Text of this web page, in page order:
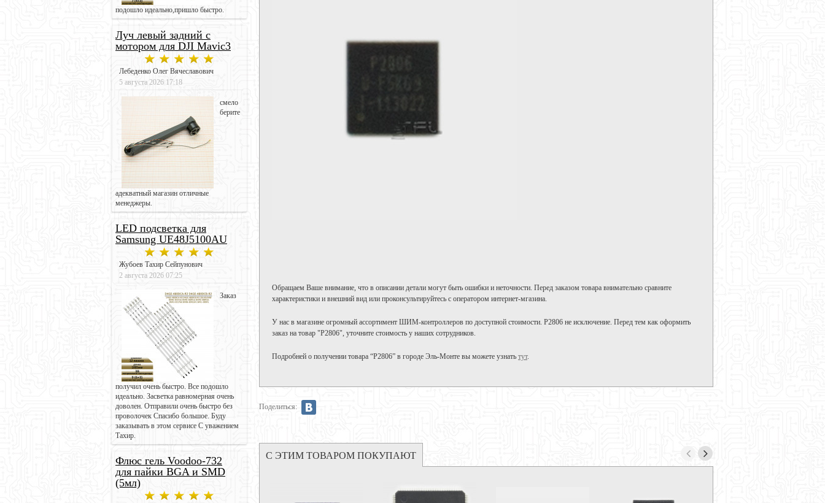
подошло идеально,пришло быстро.
Луч левый задний с
мотором для DJI Mavic3
Лебеденко Олег Вячеславович
5 августа 2026 17:18
смело
берите
адекватный магазин отличные
менеджеры.
LED подсветка для
Samsung UE48J5100AU
Жубоев Тахир Сейпунович
2 августа 2026 07:25
Заказ
получил очень быстро. Все подошло
идеально. Засветка равномерная очень
доволен. Отправили очень быстро без
проволочек Спасибо большое. Буду
заказывать в этом сервисе С уважением
Тахир.
Флюс гель Voodoo-732
для пайки BGA и SMD
(5мл)
Обращаем Ваше внимание, что в описании детали могут быть ошибки и неточности. Перед заказом товара внимательно сравните
характеристики и внешний вид или проконсультируйтесь с оператором интернет-мгазина.
У нас в магазине огромный ассортимент ШИМ-контроллеров по доступной стоимости. P2806 не исключение. Перед тем как оформить
заказ на товар "P2806", уточните стоимость у наших сотрудников.
Подробней о получении товара “P2806” в городе Эль-Монте вы можете узнать тут.
Поделиться:
С ЭТИМ ТОВАРОМ ПОКУПАЮТ